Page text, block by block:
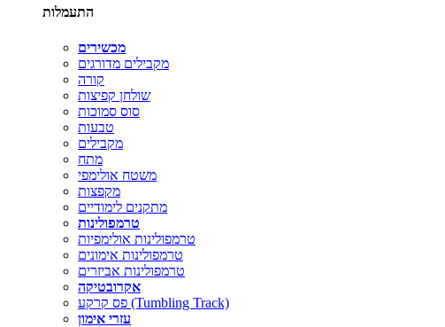
התעמלות
מכשירים
מקבילים מדורגים
קורה
שולחן קפיצות
סוס סמוכות
טבעות
מקבילים
מתח
משטח אולימפי
מקפצות
מתקנים לימודיים
טרמפולינות
טרמפולינות אולימפיות
טרמפולינות אימונים
טרמפולינות אביזרים
אקרובטיקה
פס קרקע (Tumbling Track)
עזרי אימון